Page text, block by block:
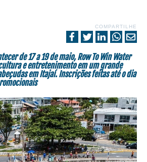
COMPARTILHE
de 17 a 19 de maio, Row To Win Water
e entretenimento em um grande
em Itajaí. Inscrições feitas até o dia